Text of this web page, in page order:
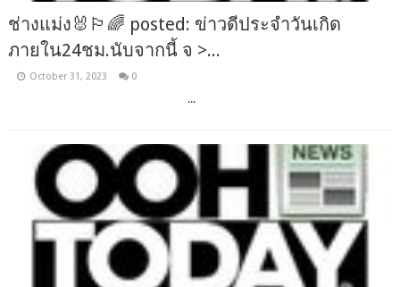
ช่างแม่ง🐰🏳️‍🌈 posted: ข่าวดีประจำวันเกิด
ภายใน24ชม.นับจากนี้ จ >...
October 31, 2023 0
‌ ‌ ‌ ‌ ‌ ‌ ‌ ‌ ‌ ‌ ‌ ‌ ‌ ‌ ‌ ‌ ‌ ‌ ‌ ‌ ‌ ‌ ‌ ‌ ‌ ‌ ‌ ‌ ‌ ‌ ‌ ‌ ‌ ‌ ‌ ‌ ‌ ‌ ‌ ‌ ‌ ‌ ‌ ‌ ‌ ‌ ‌ ‌ ‌ ‌ ‌ ‌ ‌ ‌ ‌ ‌ ‌ ‌ ‌ ‌ ‌ ‌ ‌ ‌ ‌ ‌ ‌...